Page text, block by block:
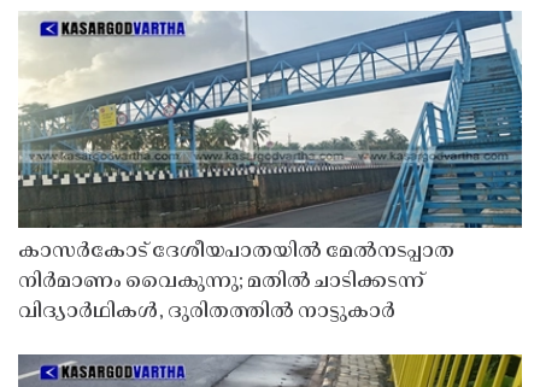
കാസർകോട് ദേശീയപാതയിൽ മേൽനടപ്പാത
നിർമാണം വൈകുന്നു; മതിൽ ചാടിക്കടന്ന്
വിദ്യാർഥികൾ, ദുരിതത്തിൽ നാട്ടുകാർ